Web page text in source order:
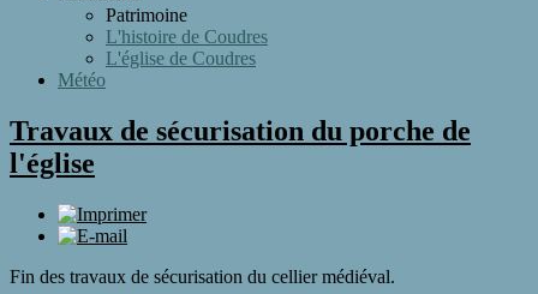
Patrimoine
L'histoire de Coudres
L'église de Coudres
Météo
Travaux de sécurisation du porche de
l'église
Fin des travaux de sécurisation du cellier médiéval.